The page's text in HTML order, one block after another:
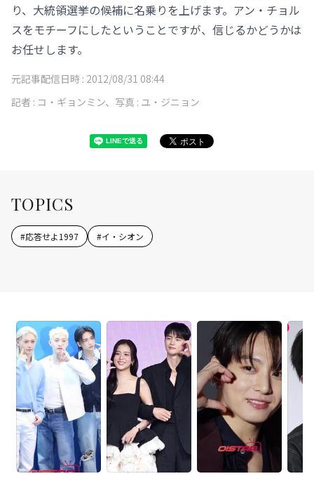
り、大統領選挙の候補に名乗りを上げます。アン・チョル
スをモチーフにしたということですが、信じるかどうかは
お任せします。
元記事配信日時 : 2012/08/31 08:44
記者 : コ・ギョンミン、写真 : ユ・ジニョン
TOPICS
#応答せよ1997 #イ・シオン